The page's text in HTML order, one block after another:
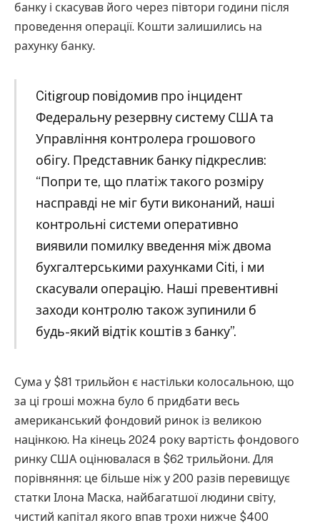
банку і скасував його через півтори години після
проведення операції. Кошти залишились на
рахунку банку.
Citigroup повідомив про інцидент
Федеральну резервну систему США та
Управління контролера грошового
обігу. Представник банку підкреслив:
“Попри те, що платіж такого розміру
насправді не міг бути виконаний, наші
контрольні системи оперативно
виявили помилку введення між двома
бухгалтерськими рахунками Citi, і ми
скасували операцію. Наші превентивні
заходи контролю також зупинили б
будь-який відтік коштів з банку”.
Сума у $81 трильйон є настільки колосальною, що
за ці гроші можна було б придбати весь
американський фондовий ринок із великою
націнкою. На кінець 2024 року вартість фондового
ринку США оцінювалася в $62 трильйони. Для
порівняння: це більше ніж у 200 разів перевищує
статки Ілона Маска, найбагатшої людини світу,
чистий капітал якого впав трохи нижче $400